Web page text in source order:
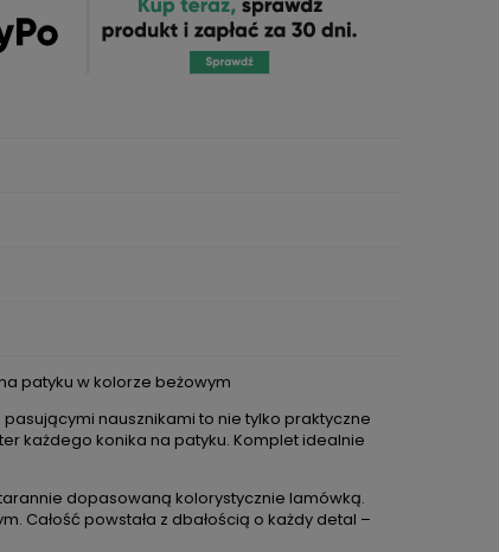
patyku w kolorze beżowym
nausznikami to nie tylko praktyczne
każdego konika na patyku. Komplet idealnie
dopasowaną kolorystycznie lamówką.
Całość powstała z dbałością o każdy detal –